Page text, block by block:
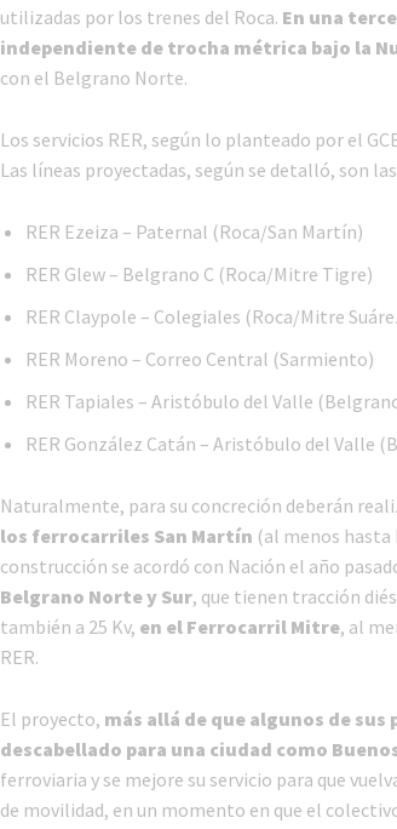
utilizadas por los trenes del Roca. En una
independiente de trocha métrica bajo la
con el Belgrano Norte.
Los servicios RER, según lo planteado por el
Las líneas proyectadas, según se detalló, son
RER Ezeiza – Paternal (Roca/San Martín)
RER Glew – Belgrano C (Roca/Mitre Tigre)
RER Claypole – Colegiales (Roca/Mitre
RER Moreno – Correo Central (Sarmiento)
RER Tapiales – Aristóbulo del Valle
RER González Catán – Aristóbulo del Valle
Naturalmente, para su concreción deberán
los ferrocarriles San Martín (al menos hasta
construcción se acordó con Nación el año
Belgrano Norte y Sur, que tienen tracción
también a 25 Kv, en el Ferrocarril Mitre, al
RER.
El proyecto, más allá de que algunos de
descabellado para una ciudad como
ferroviaria y se mejore su servicio para que
de movilidad, en un momento en que el